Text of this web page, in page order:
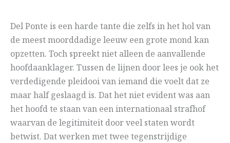
Del Ponte is een harde tante die zelfs in het hol van
de meest moorddadige leeuw een grote mond kan
opzetten. Toch spreekt niet alleen de aanvallende
hoofdaanklager. Tussen de lijnen door lees je ook het
verdedigende pleidooi van iemand die voelt dat ze
maar half geslaagd is. Dat het niet evident was aan
het hoofd te staan van een internationaal strafhof
waarvan de legitimiteit door veel staten wordt
betwist. Dat werken met twee tegenstrijdige